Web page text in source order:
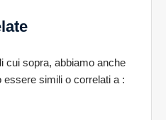
cui sopra, abbiamo anche
simili o correlati a :